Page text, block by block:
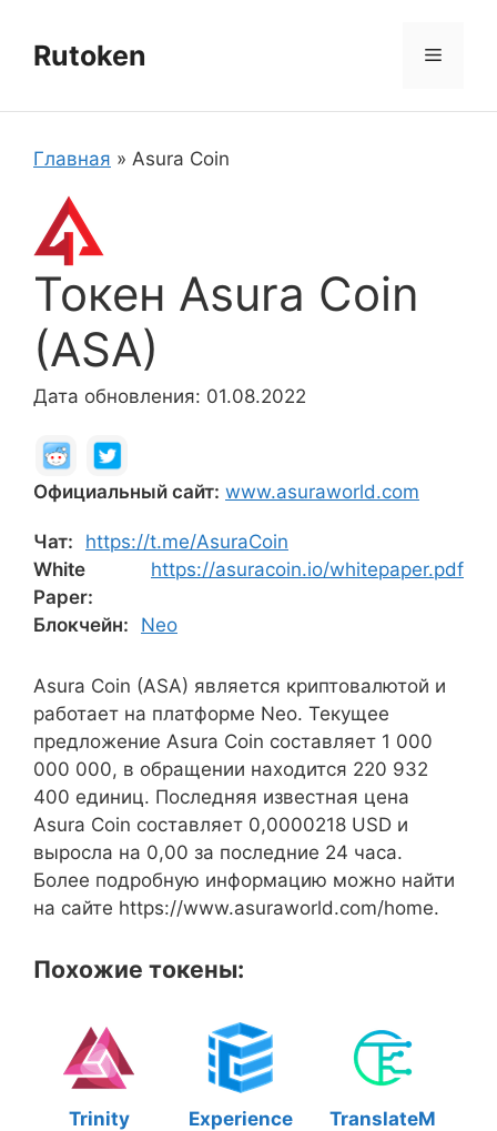
содержимому
Rutoken Меню
Главная » Asura Coin
Токен Asura Coin
(ASA)
Дата обновления: 01.08.2022
Официальный сайт: www.asuraworld.com
Чат:
https://t.me/AsuraCoin
White
Paper:
https://asuracoin.io/whitepaper.pdf
Блокчейн: Neo
Asura Coin (ASA) является криптовалютой и
работает на платформе Neo. Текущее
предложение Asura Coin составляет 1 000
000 000, в обращении находится 220 932
400 единиц. Последняя известная цена
Asura Coin составляет 0,0000218 USD и
выросла на 0,00 за последние 24 часа.
Более подробную информацию можно найти
на сайте https://www.asuraworld.com/home.
Похожие токены:
Trinity
Experience
TranslateM